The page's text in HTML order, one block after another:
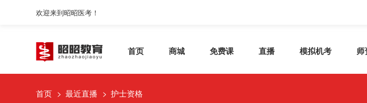
欢迎来到昭昭医考！
首页 商城 免费课 直播 模拟机考 师
首页 最近直播 护士资格